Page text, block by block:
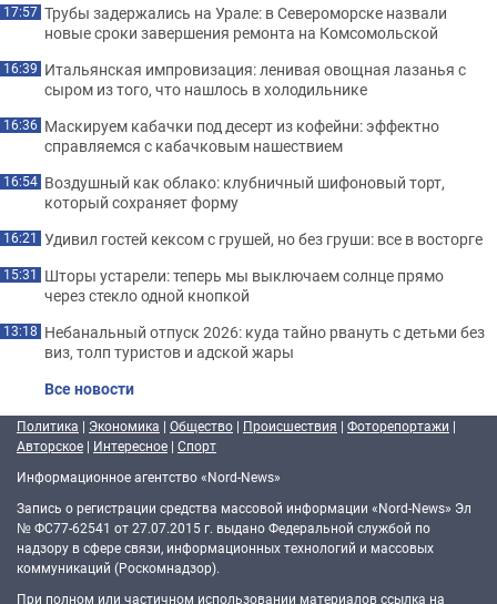
17:57 Трубы задержались на Урале: в Североморске назвали
новые сроки завершения ремонта на Комсомольской
16:39 Итальянская импровизация: ленивая овощная лазанья с
сыром из того, что нашлось в холодильнике
16:36 Маскируем кабачки под десерт из кофейни: эффектно
справляемся с кабачковым нашествием
16:54 Воздушный как облако: клубничный шифоновый торт,
который сохраняет форму
16:21 Удивил гостей кексом с грушей, но без груши: все в восторге
15:31 Шторы устарели: теперь мы выключаем солнце прямо
через стекло одной кнопкой
13:18 Небанальный отпуск 2026: куда тайно рвануть с детьми без
виз, толп туристов и адской жары
Все новости
Политика | Экономика | Общество | Происшествия | Фоторепортажи |
Авторское | Интересное | Спорт
Информационное агентство «Nord-News»
Запись о регистрации средства массовой информации «Nord-News» Эл
№ ФС77-62541 от 27.07.2015 г. выдано Федеральной службой по
надзору в сфере связи, информационных технологий и массовых
коммуникаций (Роскомнадзор).
При полном или частичном использовании материалов ссылка на